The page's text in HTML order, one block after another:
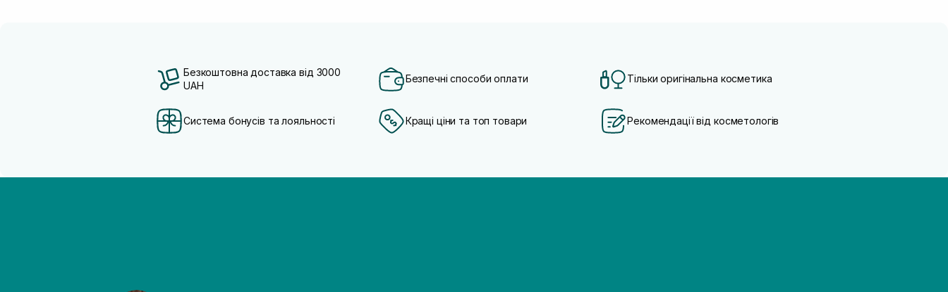
Безкоштовна доставка від 3000
UAH
Безпечні способи оплати Тільки оригінальна косметика
Система бонусів та лояльності Кращі ціни та топ товари Рекомендації від косметологів